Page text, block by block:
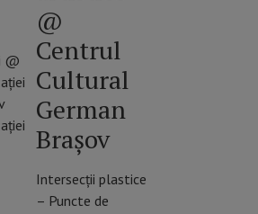
@
@
Centrul
Cultural
German
Braşov
Intersecții plastice
– Puncte de